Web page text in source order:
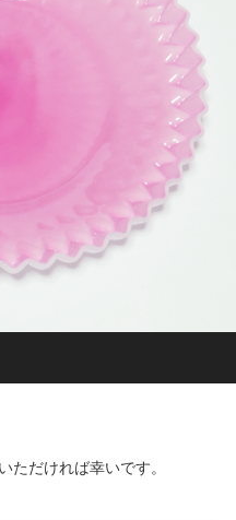
ただければ幸いです。